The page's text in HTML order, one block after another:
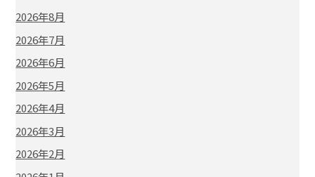
2026年8月
2026年7月
2026年6月
2026年5月
2026年4月
2026年3月
2026年2月